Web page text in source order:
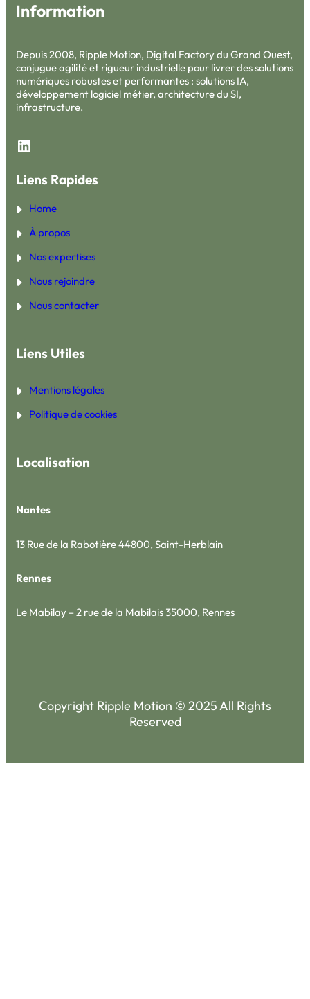
Information
Depuis 2008, Ripple Motion, Digital Factory du Grand Ouest,
conjugue agilité et rigueur industrielle pour livrer des solutions
numériques robustes et performantes : solutions IA,
développement logiciel métier, architecture du SI,
infrastructure.
LinkedIn
Liens Rapides
Home
À propos
Nos expertises
Nous rejoindre
Nous contacter
Liens Utiles
Mentions légales
Politique de cookies
Localisation
Nantes
13 Rue de la Rabotière 44800, Saint-Herblain
Rennes
Le Mabilay – 2 rue de la Mabilais 35000, Rennes
Copyright Ripple Motion © 2025 All Rights
Reserved